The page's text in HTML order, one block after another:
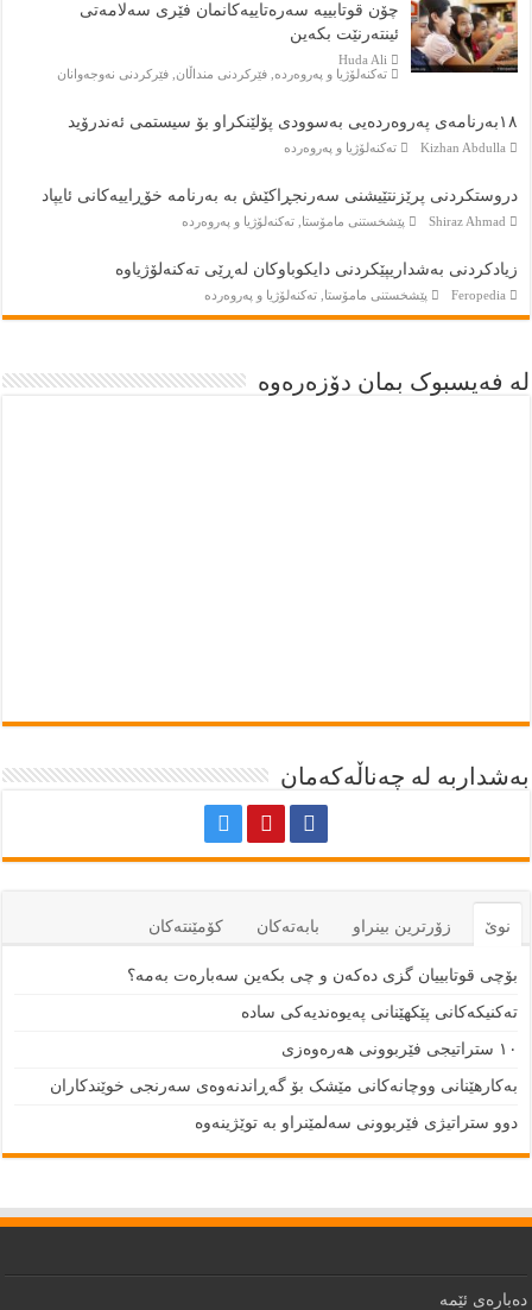
چۆن قوتابییە سەرەتاییەکانمان فێری سەلامەتی
ئینتەرنێت بکەین
Huda Ali
تەكنەلۆژيا و پەروەردە ,فێركردنى منداڵان ,فێركردنى نەوجەوانان
١٨بەرنامەی پەروەردەيی بەسوودی پۆلێنکراو بۆ سيستمى ئەندرۆيد
Kizhan Abdulla تەكنەلۆژيا و پەروەردە
دروستکردنی پرێزنتێیشنی سەرنجڕاکێش بە بەرنامە خۆڕاییەکانی ئایپاد
Shiraz Ahmad پێشخستنى مامۆستا ,تەكنەلۆژيا و پەروەردە
زیادکردنی بەشداریپێکردنی دایکوباوکان لەڕێی تەکنەلۆژیاوە
Feropedia پێشخستنى مامۆستا ,تەكنەلۆژيا و پەروەردە
لە فەیسبوک بمان دۆزەرەوە
بەشداربە لە چەناڵەکەمان
نوێ زۆرترين بينراو بابەتەكان كۆمێنتەكان
بۆچی قوتابییان گزی دەکەن و چی بکەین سەبارەت بەمە؟
تەکنیکەکانی پێکهێنانی پەیوەندیەکی سادە
١٠ ستراتیجی فێربوونی هەرەوەزی
بەکارهێنانی ووچانەکانی مێشک بۆ گەڕاندنەوەی سەرنجی خوێندکاران
دوو ستراتیژی فێربوونی سەلمێنراو بە توێژینەوە
دەبارەى ئێمە